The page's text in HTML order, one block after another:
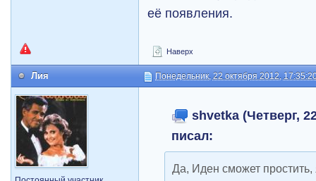
её появления.
Наверх
Лия Понедельник, 22 октября 2012,
shvetka (Четверг,
писал:
Да, Иден сможет